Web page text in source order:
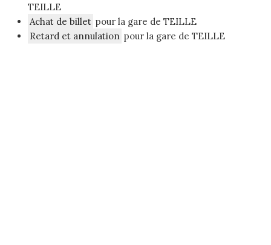
TEILLE
Achat de billet pour la gare de TEILLE
Retard et annulation pour la gare de TEILLE